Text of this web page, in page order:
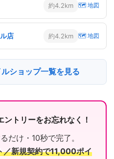
約4.2km 🗺 地図
店 約4.2km 🗺 地図
ショップ一覧を見る
トリーをお忘れなく！
だけ・10秒で完了。
新規契約で11,000ポイ